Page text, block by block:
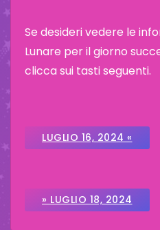
Se desideri vedere le
Lunare per il giorno
clicca sui tasti seguenti.
LUGLIO 16, 2024 «
» LUGLIO 18, 2024